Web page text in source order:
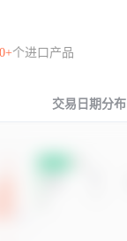
个进口产品
交易日期分布